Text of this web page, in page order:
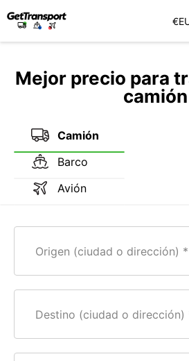
€
Mejor precio para
camión
Camión
Barco
Avión
Origen (ciudad o dirección)
Destino (ciudad o dirección)